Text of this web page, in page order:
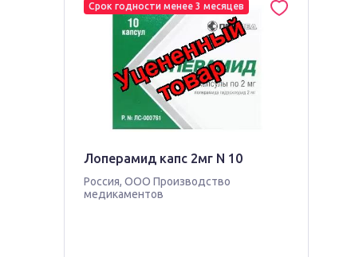
Срок годности менее 3 месяцев
Лоперамид капс 2мг N 10
Россия,ООО Производство
медикаментов